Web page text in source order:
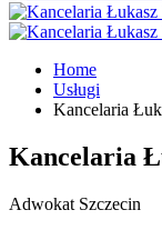
Home
Usługi
Kancelaria
Kancelaria
Adwokat Szczecin